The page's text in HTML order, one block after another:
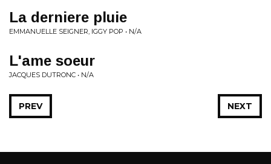
La derniere pluie
EMMANUELLE SEIGNER, IGGY POP • N/A
L'ame soeur
JACQUES DUTRONC • N/A
NEXT
PREV